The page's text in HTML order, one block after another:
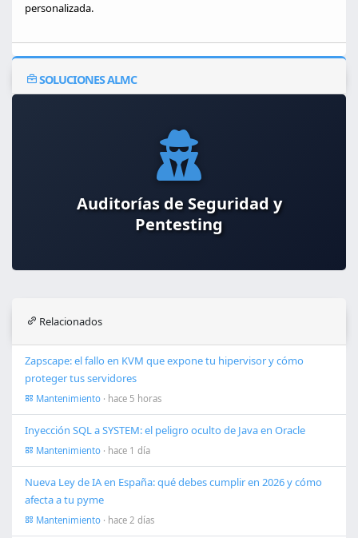
personalizada.
SOLUCIONES ALMC
Auditorías de Seguridad y
Pentesting
Dashboards y Business Intelligence
Relacionados
Zapscape: el fallo en KVM que expone tu hipervisor y cómo
proteger tus servidores
Mantenimiento · hace 5 horas
Inyección SQL a SYSTEM: el peligro oculto de Java en Oracle
Mantenimiento · hace 1 día
Nueva Ley de IA en España: qué debes cumplir en 2026 y cómo
afecta a tu pyme
Mantenimiento · hace 2 días